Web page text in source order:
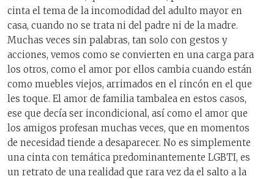
cinta el tema de la incomodidad del adulto mayor en
casa, cuando no se trata ni del padre ni de la madre.
Muchas veces sin palabras, tan solo con gestos y
acciones, vemos como se convierten en una carga para
los otros, como el amor por ellos cambia cuando están
como muebles viejos, arrimados en el rincón en el que
les toque. El amor de familia tambalea en estos casos,
ese que decía ser incondicional, así como el amor que
los amigos profesan muchas veces, que en momentos
de necesidad tiende a desaparecer. No es simplemente
una cinta con temática predominantemente LGBTI, es
un retrato de una realidad que rara vez da el salto a la